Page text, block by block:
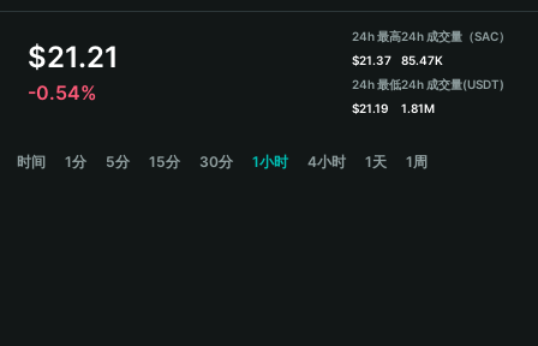
हिन्दी
Español (Argentina)
$21.21
-0.54%
24h 最高
$21.37
24h 最低
$21.19
24h 成交量（SAC）
85.47K
24h 成交量(USDT)
1.81M
时间 1分 5分 15分 30分 1小时 4小时 1天 1周